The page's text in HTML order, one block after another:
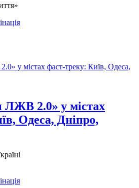
ЛЖВ 2.0» у містах
Одеса, Дніпро,